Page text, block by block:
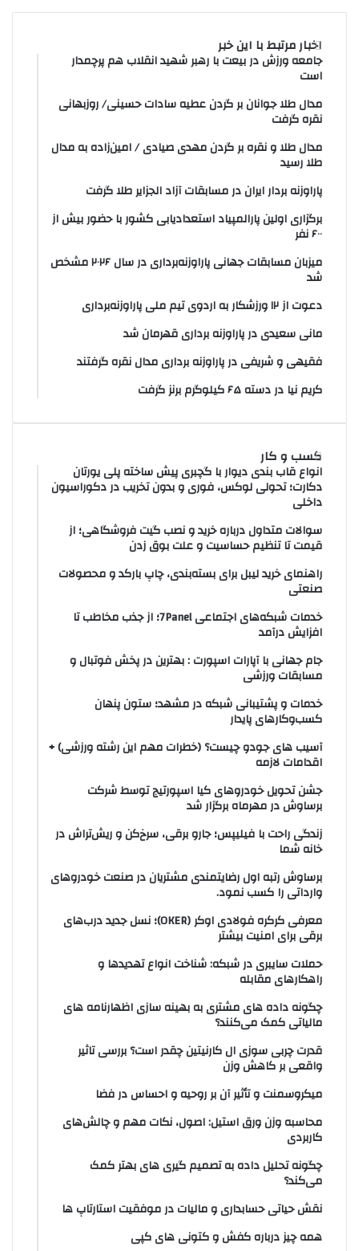
اخبار مرتبط با این خبر
جامعه ورزش در بیعت با رهبر شهید انقلاب هم پرچمدار
است
مدال طلا جوانان بر گردن عطیه سادات حسینی/ روزبهانی
نقره گرفت
مدال طلا و نقره بر گردن مهدی صیادی / امین‌زاده به مدال
طلا رسید
پاراوزنه بردار ایران در مسابقات آزاد الجزایر طلا گرفت
برگزاری اولین پارالمپیاد استعدادیابی کشور با حضور بیش از
۶۰۰ نفر
میزبان مسابقات جهانی پاراوزنه‌برداری در سال ۲۰۲۶ مشخص
شد
دعوت از ۱۲ ورزشکار به اردوی تیم ملی پاراوزنه‌برداری
مانی سعیدی در پاراوزنه برداری قهرمان شد
فقیهی و شریفی در پاراوزنه برداری مدال نقره گرفتند
کریم نیا در دسته ۶۵ کیلوگرم برنز گرفت
کسب و کار
انواع قاب بندی دیوار با گچبری پیش ساخته پلی یورتان
دکارت؛ تحولی لوکس، فوری و بدون تخریب در دکوراسیون
داخلی
سوالات متداول درباره خرید و نصب گیت فروشگاهی؛ از
قیمت تا تنظیم حساسیت و علت بوق زدن
راهنمای خرید لیبل برای بسته‌بندی، چاپ بارکد و محصولات
صنعتی
خدمات شبکه‌های اجتماعی 7Panel؛ از جذب مخاطب تا
افزایش درآمد
جام جهانی با آپارات اسپورت : بهترین در پخش فوتبال و
مسابقات ورزشی
خدمات و پشتیبانی شبکه در مشهد؛ ستون پنهان
کسب‌وکارهای پایدار
آسیب های جودو چیست؟ (خطرات مهم این رشته ورزشی) +
اقدامات لازمه
جشن تحویل خودروهای کیا اسپورتیج توسط شرکت
برساوش در مهرماه برگزار شد
زندگی راحت با فیلیپس؛ جارو برقی، سرخ‌کن و ریش‌تراش در
خانه شما
برساوش رتبه اول رضایتمندی مشتریان در صنعت خودروهای
وارداتی را کسب نمود.
معرفی کرکره فولادی اوکر (OKER)؛ نسل جدید درب‌های
برقی برای امنیت بیشتر
حملات سایبری در شبکه: شناخت انواع تهدیدها و
راهکارهای مقابله
چگونه داده های مشتری به بهینه سازی اظهارنامه های
مالیاتی کمک می‌کنند؟
قدرت چربی سوزی ال کارنیتین چقدر است؟ بررسی تاثیر
واقعی بر کاهش وزن
میکروسمنت و تأثیر آن بر روحیه و احساس در فضا
محاسبه وزن ورق استیل: اصول، نکات مهم و چالش‌های
کاربردی
چگونه تحلیل داده به تصمیم گیری های بهتر کمک
می‌کند؟
نقش حیاتی حسابداری و مالیات در موفقیت استارتاپ ها
همه چیز درباره کفش و کتونی های کپی